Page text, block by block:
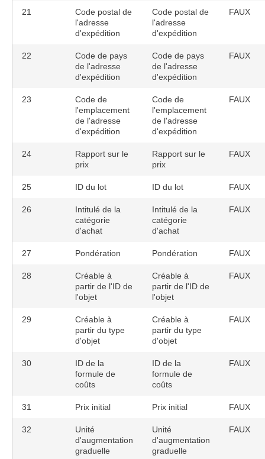
21
Code postal de
l'adresse
d'expédition
Code postal de
l'adresse
d'expédition
FAUX
22
Code de pays
de l'adresse
d'expédition
Code de pays
de l'adresse
d'expédition
FAUX
23
Code de
l'emplacement
de l'adresse
d'expédition
Code de
l'emplacement
de l'adresse
d'expédition
FAUX
24
Rapport sur le
prix
Rapport sur le
prix
FAUX
25 ID du lot ID du lot FAUX
26
Intitulé de la
catégorie
d'achat
Intitulé de la
catégorie
d'achat
FAUX
27 Pondération Pondération FAUX
28
Créable à
partir de l'ID de
l'objet
Créable à
partir de l'ID de
l'objet
FAUX
29
Créable à
partir du type
d'objet
Créable à
partir du type
d'objet
FAUX
30
ID de la
formule de
coûts
ID de la
formule de
coûts
FAUX
31 Prix initial Prix initial FAUX
32
Unité
d'augmentation
graduelle
Unité
d'augmentation
graduelle
FAUX